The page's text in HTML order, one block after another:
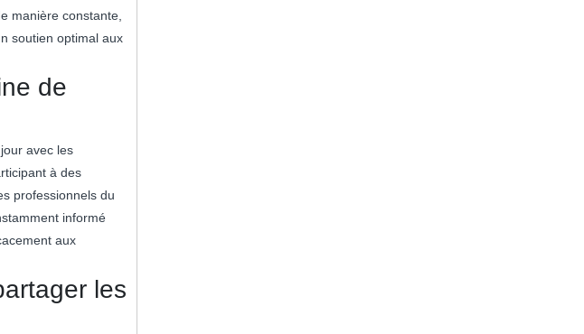
manière constante,
soutien optimal aux
de
avec les
à des
professionnels du
informé
aux
les